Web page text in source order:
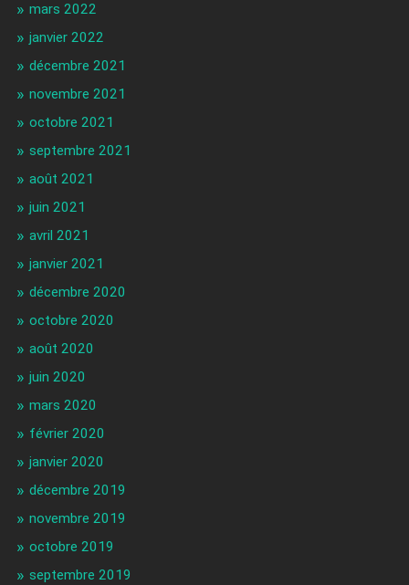
mars 2022
janvier 2022
décembre 2021
novembre 2021
octobre 2021
septembre 2021
août 2021
juin 2021
avril 2021
janvier 2021
décembre 2020
octobre 2020
août 2020
juin 2020
mars 2020
février 2020
janvier 2020
décembre 2019
novembre 2019
octobre 2019
septembre 2019